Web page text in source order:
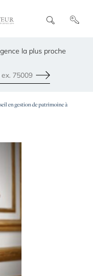
R
e
h
e
la plus proche
Envoyer
en gestion de patrimoine à